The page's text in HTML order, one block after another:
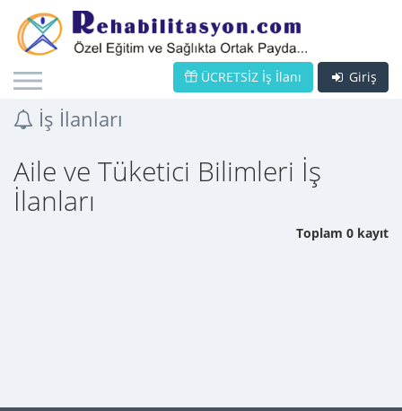
Giriş
ÜCRETSİZ İş İlanı
İş İlanları
Aile ve Tüketici Bilimleri İş
İlanları
Toplam 0 kayıt